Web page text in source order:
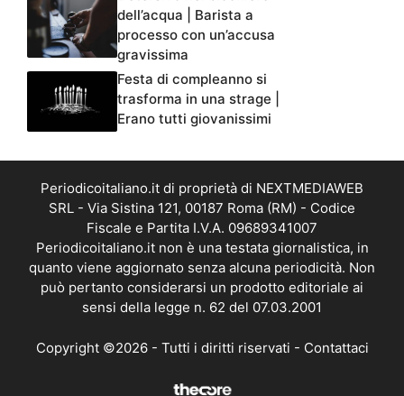
dell’acqua | Barista a
processo con un’accusa
gravissima
Festa di compleanno si
trasforma in una strage |
Erano tutti giovanissimi
Periodicoitaliano.it di proprietà di NEXTMEDIAWEB
SRL - Via Sistina 121, 00187 Roma (RM) - Codice
Fiscale e Partita I.V.A. 09689341007
Periodicoitaliano.it non è una testata giornalistica, in
quanto viene aggiornato senza alcuna periodicità. Non
può pertanto considerarsi un prodotto editoriale ai
sensi della legge n. 62 del 07.03.2001
Copyright ©2026 - Tutti i diritti riservati - Contattaci